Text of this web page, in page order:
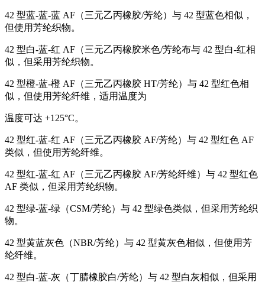
42 型蓝-蓝-蓝 AF（三元乙丙橡胶/芳纶）与 42 型蓝色相似，
但使用芳纶织物。
42 型白-蓝-红 AF（三元乙丙橡胶米色/芳纶布与 42 型白-红相
似，但采用芳纶织物。
42 型橙-蓝-橙 AF（三元乙丙橡胶 HT/芳纶）与 42 型红色相
似，但使用芳纶纤维，适用温度为
温度可达 +125°C。
42 型红-蓝-红 AF（三元乙丙橡胶 AF/芳纶）与 42 型红色 AF
类似，但使用芳纶纤维。
42 型红-蓝-红 AF（三元乙丙橡胶 AF/芳纶纤维）与 42 型红色
AF 类似，但采用芳纶织物。
42 型绿-蓝-绿（CSM/芳纶）与 42 型绿色类似，但采用芳纶织
物。
42 型黄蓝灰色（NBR/芳纶）与 42 型黄灰色相似，但使用芳
纶纤维。
42 型白-蓝-灰（丁腈橡胶白/芳纶）与 42 型白灰相似，但采用